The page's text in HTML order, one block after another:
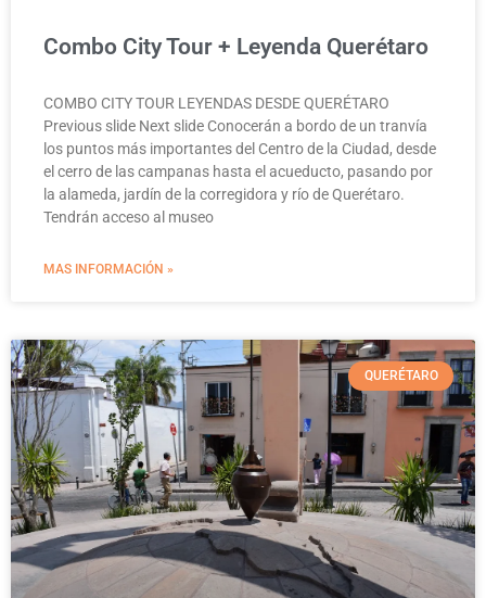
Combo City Tour + Leyenda Querétaro
COMBO CITY TOUR LEYENDAS DESDE QUERÉTARO
Previous slide Next slide Conocerán a bordo de un tranvía
los puntos más importantes del Centro de la Ciudad, desde
el cerro de las campanas hasta el acueducto, pasando por
la alameda, jardín de la corregidora y río de Querétaro.
Tendrán acceso al museo
MAS INFORMACIÓN »
QUERÉTARO